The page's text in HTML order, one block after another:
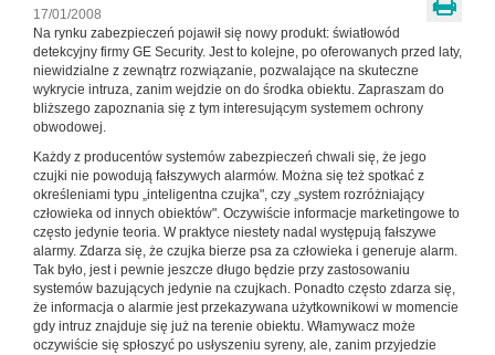
17/01/2008
Na rynku zabezpieczeń pojawił się nowy produkt: światłowód
detekcyjny firmy GE Security. Jest to kolejne, po oferowanych przed laty,
niewidzialne z zewnątrz rozwiązanie, pozwalające na skuteczne
wykrycie intruza, zanim wejdzie on do środka obiektu. Zapraszam do
bliższego zapoznania się z tym interesującym systemem ochrony
obwodowej.
Każdy z producentów systemów zabezpieczeń chwali się, że jego
czujki nie powodują fałszywych alarmów. Można się też spotkać z
określeniami typu „inteligentna czujka", czy „system rozróżniający
człowieka od innych obiektów". Oczywiście informacje marketingowe to
często jedynie teoria. W praktyce niestety nadal występują fałszywe
alarmy. Zdarza się, że czujka bierze psa za człowieka i generuje alarm.
Tak było, jest i pewnie jeszcze długo będzie przy zastosowaniu
systemów bazujących jedynie na czujkach. Ponadto często zdarza się,
że informacja o alarmie jest przekazywana użytkownikowi w momencie
gdy intruz znajduje się już na terenie obiektu. Włamywacz może
oczywiście się spłoszyć po usłyszeniu syreny, ale, zanim przyjedzie